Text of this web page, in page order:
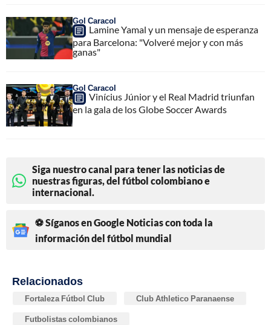
Gol Caracol
Lamine Yamal y un mensaje de esperanza
para Barcelona: "Volveré mejor y con más
ganas"
Gol Caracol
Vinícius Júnior y el Real Madrid triunfan
en la gala de los Globe Soccer Awards
Siga nuestro canal para tener las noticias de
nuestras figuras, del fútbol colombiano e
internacional.
⚽ Síganos en Google Noticias con toda la
información del fútbol mundial
Relacionados
Fortaleza Fútbol Club Club Athletico Paranaense
Futbolistas colombianos